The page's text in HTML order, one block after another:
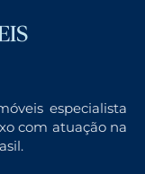
especialista
com atuação na